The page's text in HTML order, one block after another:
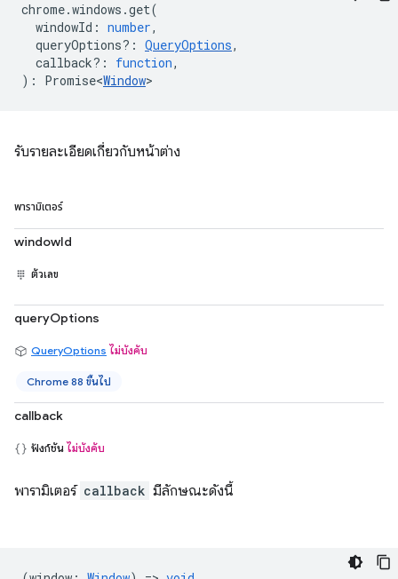
chrome.windows .get(
windowId : number,
queryOptions? : QueryOptions,
callback? : function,
) : Promise<Window>
รับรายละเอียดเกี่ยวกับหน้าต่าง
พารามิเตอร์
windowId
ตัวเลข
queryOptions
QueryOptions ไม่บังคับ
Chrome 88 ขึ้นไป
callback
ฟังก์ชัน ไม่บังคับ
พารามิเตอร์ callback มีลักษณะดังนี้